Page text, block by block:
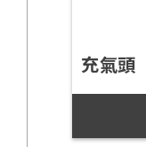
充氣頭